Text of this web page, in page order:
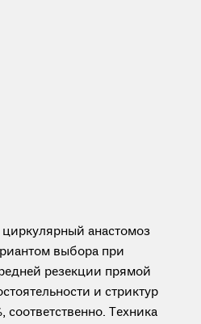
анастомоз
выбора при
резекции прямой
и стриктур
соответственно. Техника